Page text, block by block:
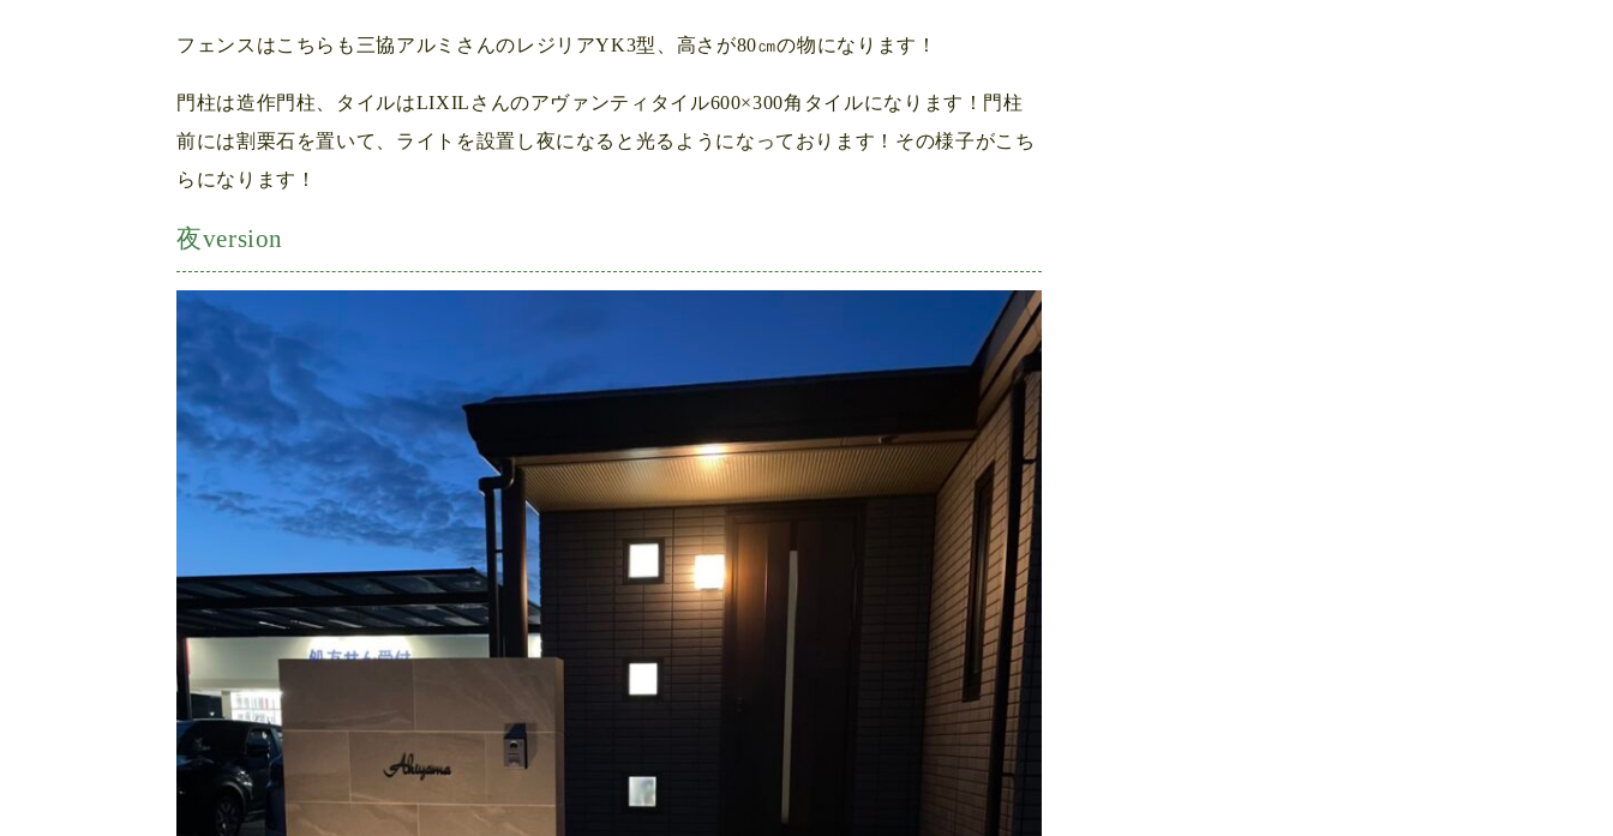
フェンスはこちらも三協アルミさんのレジリアYK3型、高さが80㎝の物になります！
門柱は造作門柱、タイルはLIXILさんのアヴァンティタイル600×300角タイルになります！門柱
前には割栗石を置いて、ライトを設置し夜になると光るようになっております！その様子がこち
らになります！
夜version